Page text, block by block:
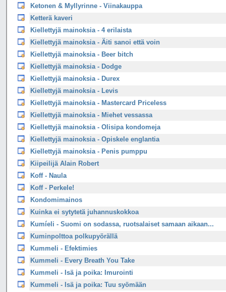
Ketonen & Myllyrinne - Viinakauppa
Ketterä kaveri
Kiellettyjä mainoksia - 4 erilaista
Kiellettyjä mainoksia - Äiti sanoi että voin
Kiellettyjä mainoksia - Beer bitch
Kiellettyjä mainoksia - Dodge
Kiellettyjä mainoksia - Durex
Kiellettyjä mainoksia - Levis
Kiellettyjä mainoksia - Mastercard Priceless
Kiellettyjä mainoksia - Miehet vessassa
Kiellettyjä mainoksia - Olisipa kondomeja
Kiellettyjä mainoksia - Opiskele englantia
Kiellettyjä mainoksia - Penis pumppu
Kiipeilijä Alain Robert
Koff - Naula
Koff - Perkele!
Kondomimainos
Kuinka ei sytytetä juhannuskokkoa
Kumíeli - Suomi on sodassa, ruotsalaiset samaan aikaan...
Kuminpolttoa polkupyörällä
Kummeli - Efektimies
Kummeli - Every Breath You Take
Kummeli - Isä ja poika: Imurointi
Kummeli - Isä ja poika: Tuu syömään